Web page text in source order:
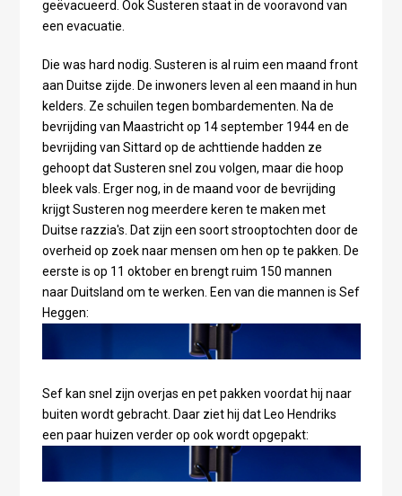
geëvacueerd. Ook Susteren staat in de vooravond van
een evacuatie.
Die was hard nodig. Susteren is al ruim een maand front
aan Duitse zijde. De inwoners leven al een maand in hun
kelders. Ze schuilen tegen bombardementen. Na de
bevrijding van Maastricht op 14 september 1944 en de
bevrijding van Sittard op de achttiende hadden ze
gehoopt dat Susteren snel zou volgen, maar die hoop
bleek vals. Erger nog, in de maand voor de bevrijding
krijgt Susteren nog meerdere keren te maken met
Duitse razzia's. Dat zijn een soort strooptochten door de
overheid op zoek naar mensen om hen op te pakken. De
eerste is op 11 oktober en brengt ruim 150 mannen
naar Duitsland om te werken. Een van die mannen is Sef
Heggen:
Sef kan snel zijn overjas en pet pakken voordat hij naar
buiten wordt gebracht. Daar ziet hij dat Leo Hendriks
een paar huizen verder op ook wordt opgepakt: